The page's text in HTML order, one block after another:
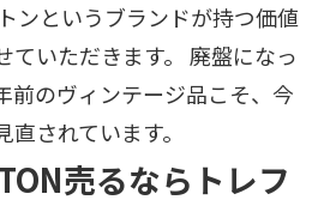
ンというブランドが持つ価値
ていただきます。 廃盤になっ
前のヴィンテージ品こそ、今
されています。
売るならトレフ